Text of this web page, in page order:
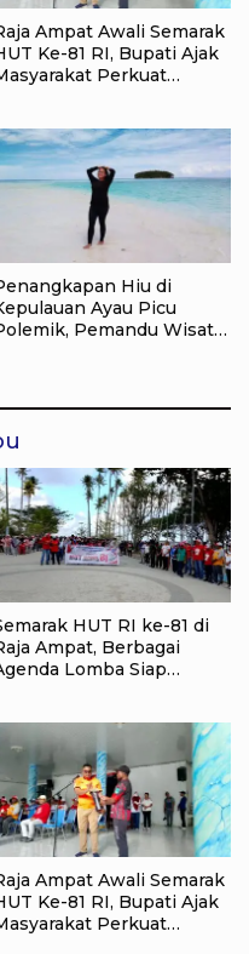
Ampat Awali Semarak
Ke-81 RI, Bupati Ajak
Perkuat
Hiu di
Ayau Picu
Pemandu Wisata:
HUT RI ke-81 di
Ampat, Berbagai
Lomba Siap
Ampat Awali Semarak
Ke-81 RI, Bupati Ajak
Perkuat